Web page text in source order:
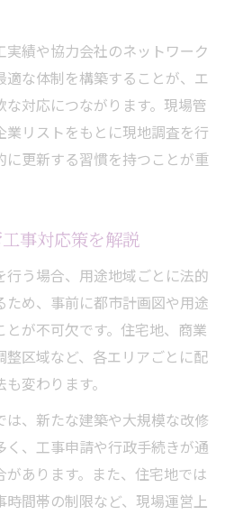
実績や協力会社のネットワーク
適な体制を構築することが、エ
対応につながります。現場管
リストをもとに現地調査を行
に更新する習慣を持つことが重
事対応策を解説
う場合、用途地域ごとに法的
め、事前に都市計画図や用途
が不可欠です。住宅地、商業
区域など、各エリアごとに配
変わります。
、新たな建築や大規模な改修
く、工事申請や行政手続きが通
あります。また、住宅地では
間帯の制限など、現場運営上